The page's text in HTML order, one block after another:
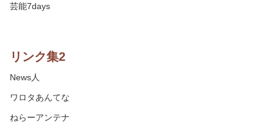
芸能7days
リンク集2
News人
ワロタあんてな
ねらーアンテナ